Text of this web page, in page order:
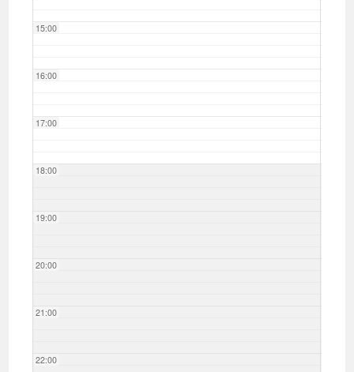
15:00
16:00
17:00
18:00
19:00
20:00
21:00
22:00